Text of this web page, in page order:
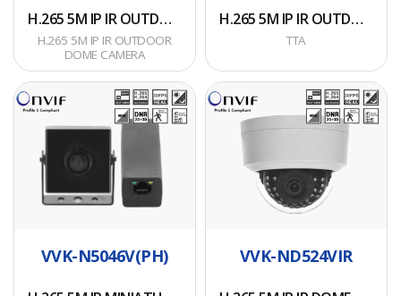
• TTA
버전명 :
1.12.1905.t190_240127
파일명 :
해시값 :
암호화 방식 : SHA-256
∙ Motion Detection,
Privacy Masking (8),
∙ Preset(250),
Group(12), Tour, Trace,
Alarm(1/1),
Dehumidification
∙ Max. IR Distance
250M (10pcs High
Power LEDs + 4pcs
Fan/Heater
H.265 5M IP IR OUTDOOR DOME CAMERA
H.265 5M IP IR OUTDOOR
DOME CAMERA
• 3.6mm Mega Pixel
Fixed Lens
• Digital Noise
Reduction -2D,3D
• Privacy Zone
• Motion Detection
• D-fog
• IR LED
24PCS(850nm)
• PoE support
• ONVIF Profile S
H.265 5M IP IR OUTDOOR DOME CAMERA
TTA
Removable
• Motorized Zoom
• Digital Noise
Reduction -2D,3D
• IR LED
32PCS(850nm)
• PoE support
IEEE802.3af
• ONVIF Profile S
Version : v11.12.15
v11.12.15-768b8.bin
VVK-N5046V(PH)
H.265 5M IP MINIATURE CAMERA
H.265 5M IP
MINIATURE
CAMERA
• 1/2.8" 5.69M Sony
Image Sensor IMX335
• 3.6mm Fixed Lens
VVK-ND524VIR
H.265 5M IP IR DOME CAMERA
H.265 5M IP IR
DOME CAMERA
Image Sensor IMX335
Fixed Lens